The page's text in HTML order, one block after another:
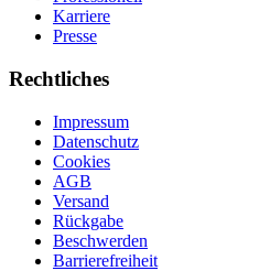
Karriere
Presse
Rechtliches
Impressum
Datenschutz
Cookies
AGB
Versand
Rückgabe
Beschwerden
Barrierefreiheit